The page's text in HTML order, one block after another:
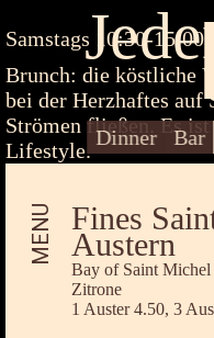
Dinner Bar
Über
Samstags 10:30-15:00
Brunch: die köstliche
bei der Herzhaftes
Strömen fließen. Es
Lifestyle.
MENU Fines
Austern
Bay of Saint Michel
Zitrone
1 Auster 4.50, 3